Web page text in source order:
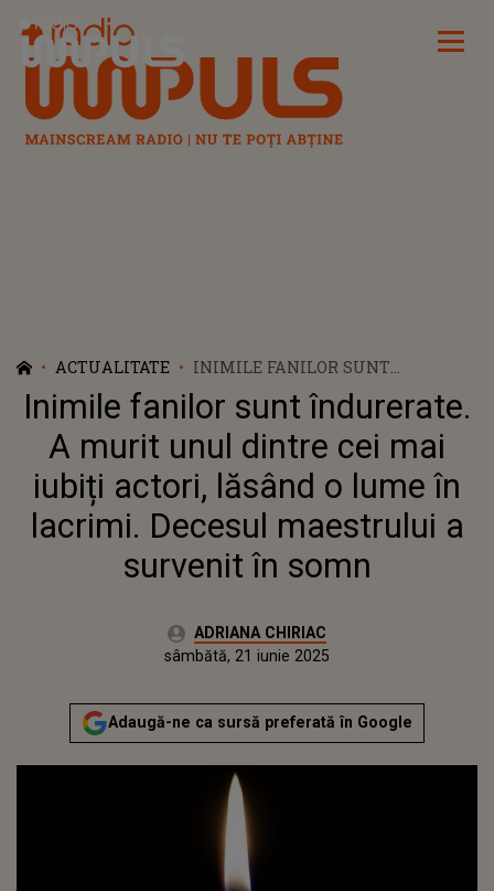
Radio Impuls
ACTUALITATE
INIMILE FANILOR SUNT
ÎNDURERATE. A MURIT UNUL
DINTRE CEI MAI IUBIȚI ACTORI,
LĂSÂND O LUME ÎN LACRIMI.
DECESUL MAESTRULUI A
SURVENIT ÎN SOMN
Inimile fanilor sunt îndurerate.
A murit unul dintre cei mai
iubiți actori, lăsând o lume în
lacrimi. Decesul maestrului a
survenit în somn
Autor:ADRIANA CHIRIAC
sâmbătă, 21 iunie 2025Actualizat:
sâmbătă, 21 iunie 2025
Adaugă-ne ca sursă preferată în Google